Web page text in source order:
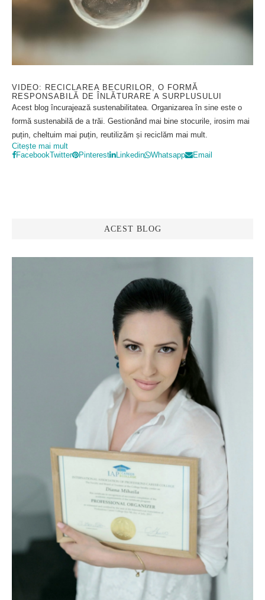
VIDEO: RECICLAREA BECURILOR, O FORMĂ
RESPONSABILĂ DE ÎNLĂTURARE A SURPLUSULUI
Acest blog încurajează sustenabilitatea. Organizarea în sine este o
formă sustenabilă de a trăi. Gestionând mai bine stocurile, irosim mai
puțin, cheltuim mai puțin, reutilizăm și reciclăm mai mult.
Citește mai mult
FacebookTwitter Pinterest Linkedin Whatsapp Email
ACEST BLOG